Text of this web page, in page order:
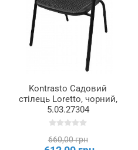
Kontrasto Садовий
стілець Loretto, чорний,
5.03.27304
660,00 грн